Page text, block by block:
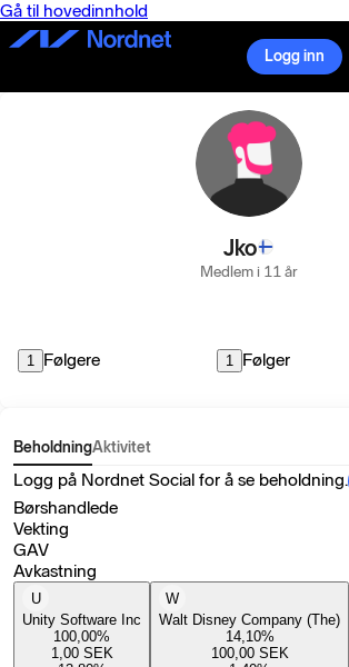
Gå til hovedinnhold
Logg inn
Jko
Medlem i 11 år
1 Følgere 1 Følger
BeholdningAktivitet
Logg på Nordnet Social for å se beholdning.
Børshandlede
Vekting
GAV
Avkastning
U
Unity Software Inc
100,00%
1,00 SEK
W
Walt Disney Company (The)
14,10%
100,00 SEK